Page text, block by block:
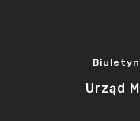
Urząd